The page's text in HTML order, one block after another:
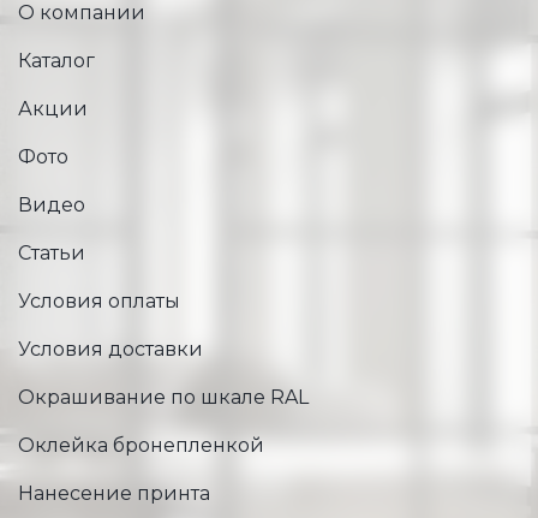
О компании
Каталог
Акции
Фото
Видео
Статьи
Условия оплаты
Условия доставки
Окрашивание по шкале RAL
Оклейка бронепленкой
Нанесение принта